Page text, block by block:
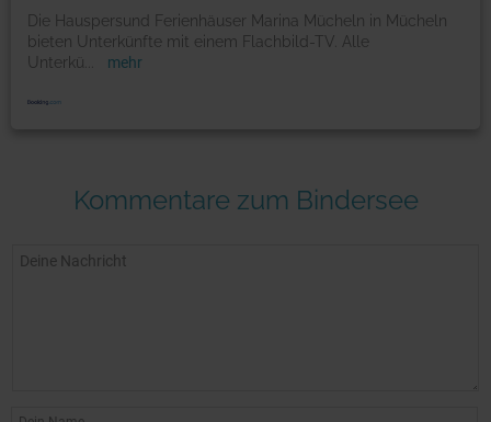
Die Hauspersund Ferienhäuser Marina Mücheln in Mücheln
bieten Unterkünfte mit einem Flachbild-TV. Alle
Unterkü
mehr
Kommentare zum Bindersee